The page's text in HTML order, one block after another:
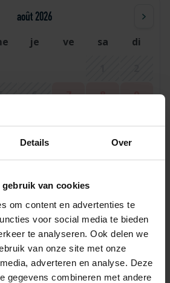
Details Over
gebruik van cookies
om content en advertenties te
voor social media te bieden
te analyseren. Ook delen we
van onze site met onze
adverteren en analyse. Deze
gegevens combineren met andere
août 2026
je ve sa
di
6 7 8
9
20
septembre 2026
je ve sa di